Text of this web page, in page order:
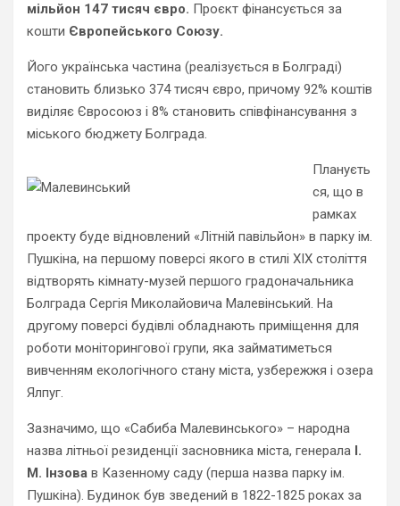
мільйон 147 тисяч євро. Проєкт фінансується за
кошти Європейського Союзу.
Його українська частина (реалізується в Болграді)
становить близько 374 тисяч євро, причому 92% коштів
виділяє Євросоюз і 8% становить співфінансування з
міського бюджету Болграда.
Плануєть
ся, що в
рамках
проекту буде відновлений «Літній павільйон» в парку ім.
Пушкіна, на першому поверсі якого в стилі XIX століття
відтворять кімнату-музей першого градоначальника
Болграда Сергія Миколайовича Малевінський. На
другому поверсі будівлі обладнають приміщення для
роботи моніторингової групи, яка займатиметься
вивченням екологічного стану міста, узбережжя і озера
Ялпуг.
Зазначимо, що «Сабиба Малевинського» – народна
назва літньої резиденції засновника міста, генерала І.
М. Інзова в Казенному саду (перша назва парку ім.
Пушкіна). Будинок був зведений в 1822-1825 роках за